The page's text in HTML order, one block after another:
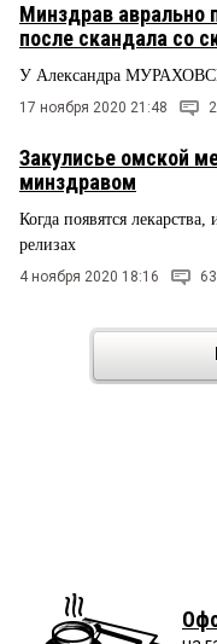
Минздрав аврально
после скандала со
У Александра
17 ноября 2020 21:48
Закулисье омской
минздравом
Когда появятся
релизах
4 ноября 2020 18:16 63